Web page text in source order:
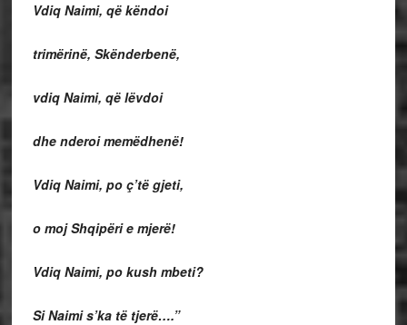
Vdiq Naimi, që këndoi
trimërinë, Skënderbenë,
vdiq Naimi, që lëvdoi
dhe nderoi memëdhenë!
Vdiq Naimi, po ç’të gjeti,
o moj Shqipëri e mjerë!
Vdiq Naimi, po kush mbeti?
Si Naimi s’ka të tjerë….”